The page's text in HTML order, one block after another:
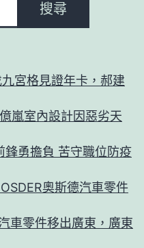
搜尋
宮格見證年卡，郝建
嵐室內設計因惡劣天
勇擔負 苦守職位防疫
奧斯德汽車零件
車零件移出廣東，廣東